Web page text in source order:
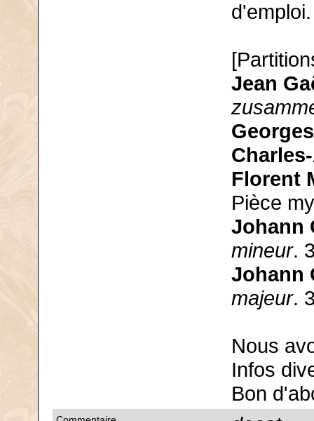
Jean
Florent
Pièce
Johann
mineur.
Johann
majeur.
Nous
Infos
Bon